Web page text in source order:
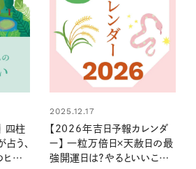
四柱
う、
ント
2025.12.17
【2026年吉日予報カレンダ
ー】 一粒万倍日×天赦日の最
強開運日は？やるといいこと